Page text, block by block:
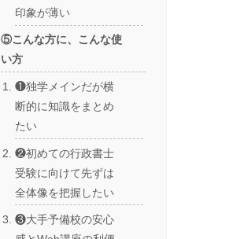
印象が薄い
⑤こんな方に、こんな使
い方
❶独学メインだが横
断的に知識をまとめ
たい
❷初めての行政書士
受験に向けて先ずは
全体像を把握したい
❸大手予備校の安心